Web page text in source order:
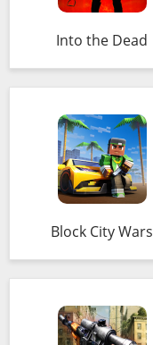
Into the Dead
Block City Wars